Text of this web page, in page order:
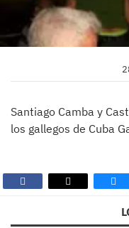
Santiago Camba y
los gallegos de Cuba